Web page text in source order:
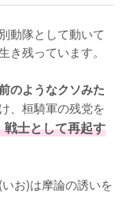
動隊として動いて
き残っています。
のようなクソみた
、桓騎軍の残党を
士として再起す
お)は摩論の誘いを